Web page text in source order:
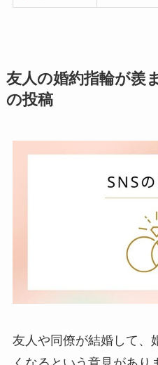
友人の婚約指輪が羨
の投稿
友人や同僚が結婚して、